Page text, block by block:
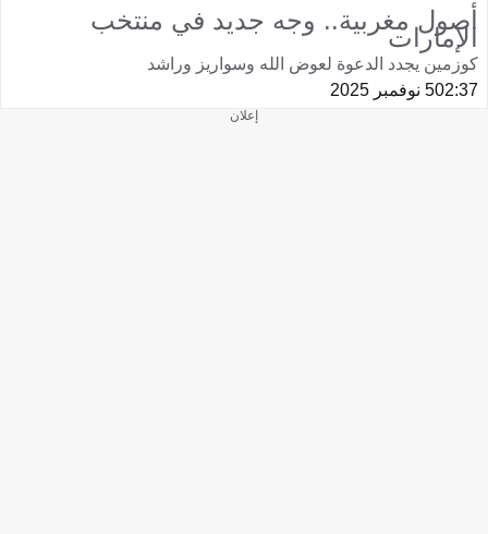
أصول مغربية.. وجه جديد في منتخب
الإمارات
كوزمين يجدد الدعوة لعوض الله وسواريز وراشد
02:375 نوفمبر 2025
إعلان